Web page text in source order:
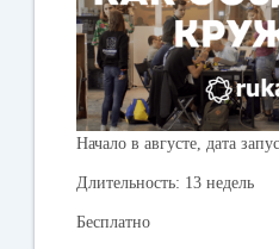
Начало в августе, дата
Длительность: 13 недель
Бесплатно